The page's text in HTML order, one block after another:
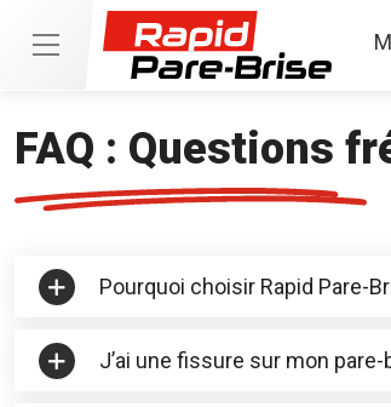
FAQ : Questions
Pourquoi choisir Rapid Pare-
J’ai une fissure sur mon